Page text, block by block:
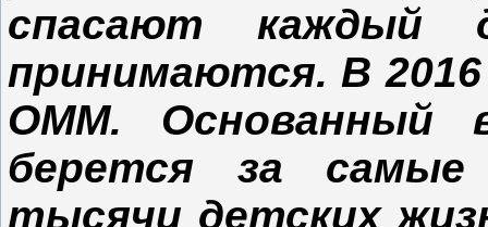
спасают каждый
принимаются. В
ОММ. Основанный
берется за
тысячи детских